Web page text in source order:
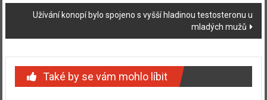
Užívání konopí bylo spojeno s vyšší hladinou testosteronu u
mladých mužů
Také by se vám mohlo líbit